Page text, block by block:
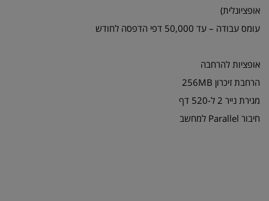
אופציונלית)
עומס עבודה – עד 50,000 דפי הדפסה לחודש
אופציות להרחבה
הרחבת זיכרון 256MB
מגירת נייר 2 ל-520 דף
חיבור Parallel למחשב